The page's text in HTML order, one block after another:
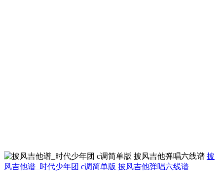
披
风吉他谱_时代少年团 c调简单版 披风吉他弹唱六线谱